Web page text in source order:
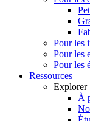
Pour les
Pour les
Pour les
Ressources
Explorer
À